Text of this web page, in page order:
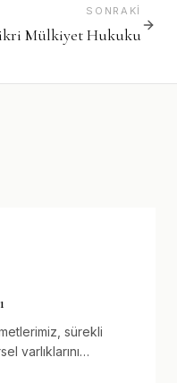
SONRAKI
Mülkiyet Hukuku
sürekli
varlıklarını